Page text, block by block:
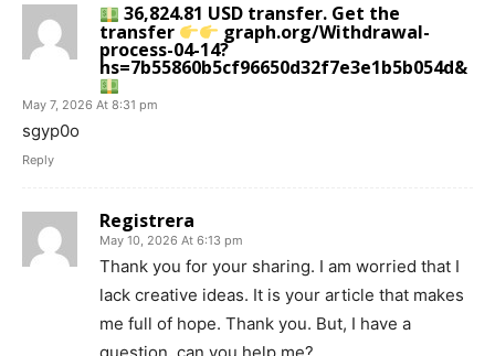
36,824.81 USD transfer. Get the
transfer graph.org/Withdrawal-
process-04-14?
hs=7b55860b5cf96650d32f7e3e1b5b054d&
May 7, 2026 At 8:31 pm
sgyp0o
Reply
Registrera
May 10, 2026 At 6:13 pm
Thank you for your sharing. I am worried that I
lack creative ideas. It is your article that makes
me full of hope. Thank you. But, I have a